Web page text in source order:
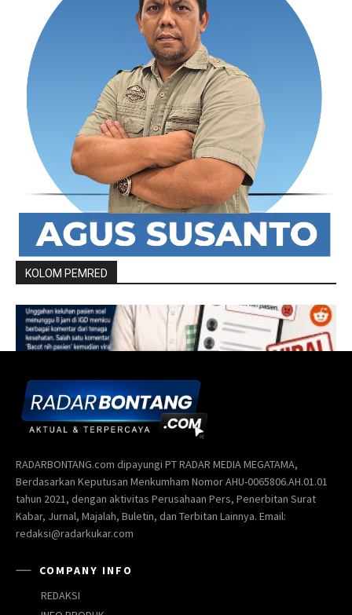
RADARBONTANG.com dipayungi PT RADAR MEDIA MEGATAMA,
Berdasarkan Keputusan Menkumham Nomor AHU-0065806.AH.01.01
tahun 2021, dengan aktivitas Perusahaan Pers, Penerbitan Surat
Kabar, Jurnal, Majalah, Buletin, dan Terbitan Lainnya. Email:
redaksi@radarkukar.com
COMPANY INFO
REDAKSI